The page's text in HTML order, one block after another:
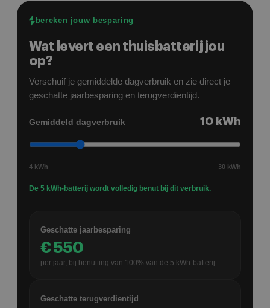
opgelost/aangepast.
bereken jouw besparing
Wat levert een thuisbatterij jou
op?
Verschuif je gemiddelde dagverbruik en zie direct je
geschatte jaarbesparing en terugverdientijd.
Gemiddeld dagverbruik 10 kWh
4 kWh 30 kWh
De 5 kWh-batterij wordt volledig benut bij dit verbruik.
Geschatte jaarbesparing
€550
per jaar, bij benutting van 100% van de 5 kWh-batterij
Geschatte terugverdientijd